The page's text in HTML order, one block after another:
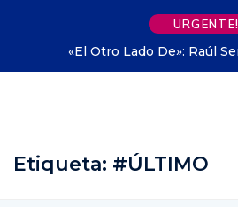
URGENTE!
De»: Raúl Serrano Sánchez
Etiqueta: #ÚLTIMO